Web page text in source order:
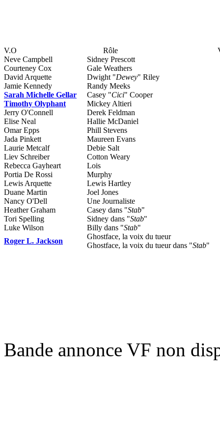
V.O Rôle
Neve Campbell
Sidney Prescott
Courteney Cox
Gale Weathers
David Arquette
Dwight "Dewey" Riley
Jamie Kennedy
Randy Meeks
Sarah Michelle Gellar
Casey "Cici" Cooper
Timothy Olyphant
Mickey Altieri
Jerry O'Connell
Derek Feldman
Elise Neal
Hallie McDaniel
Omar Epps
Phill Stevens
Jada Pinkett
Maureen Evans
Laurie Metcalf
Debie Salt
Liev Schreiber
Cotton Weary
Rebecca Gayheart
Lois
Portia De Rossi
Murphy
Lewis Arquette
Lewis Hartley
Duane Martin
Joel Jones
Nancy O'Dell
Une Journaliste
Heather Graham
Casey dans "Stab"
Tori Spelling
Sidney dans "Stab"
Luke Wilson
Billy dans "Stab"
Roger L. Jackson
Ghostface, la voix du tueur
Ghostface, la voix du tueur dans "Stab"
Bande annonce VF non